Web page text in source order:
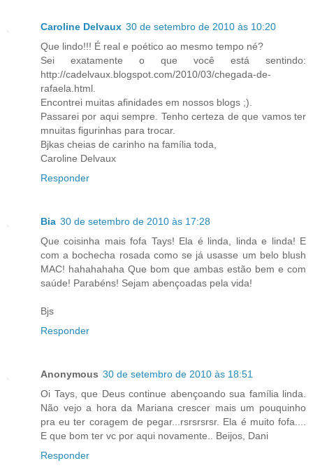
Caroline Delvaux 30 de setembro de 2010 às 10:20
Que lindo!!! É real e poético ao mesmo tempo né?
Sei exatamente o que você está sentindo:
http://cadelvaux.blogspot.com/2010/03/chegada-de-
rafaela.html.
Encontrei muitas afinidades em nossos blogs ;).
Passarei por aqui sempre. Tenho certeza de que vamos ter
mnuitas figurinhas para trocar.
Bjkas cheias de carinho na família toda,
Caroline Delvaux
Responder
Bia 30 de setembro de 2010 às 17:28
Que coisinha mais fofa Tays! Ela é linda, linda e linda! E
com a bochecha rosada como se já usasse um belo blush
MAC! hahahahaha Que bom que ambas estão bem e com
saúde! Parabéns! Sejam abençoadas pela vida!
Bjs
Responder
Anonymous 30 de setembro de 2010 às 18:51
Oi Tays, que Deus continue abençoando sua família linda.
Não vejo a hora da Mariana crescer mais um pouquinho
pra eu ter coragem de pegar...rsrsrsrsr. Ela é muito fofa....
E que bom ter vc por aqui novamente.. Beijos, Dani
Responder